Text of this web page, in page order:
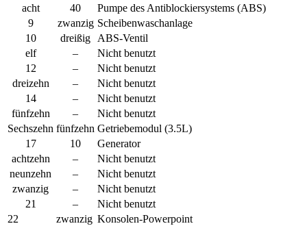
acht
40
Pumpe des Antiblockiersystems (ABS)
9
zwanzig Scheibenwaschanlage
10
dreißig
ABS-Ventil
elf
–
Nicht benutzt
12
–
Nicht benutzt
dreizehn
–
Nicht benutzt
14
–
Nicht benutzt
fünfzehn
–
Nicht benutzt
Sechszehn fünfzehn Getriebemodul (3.5L)
17
10
Generator
achtzehn
–
Nicht benutzt
neunzehn
–
Nicht benutzt
zwanzig
–
Nicht benutzt
21
–
Nicht benutzt
22
zwanzig Konsolen-Powerpoint